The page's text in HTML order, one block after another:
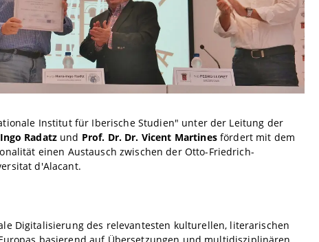
Institut für Iberische Studien" unter der Leitung der
Radatz und Prof. Dr. Dr. Vicent Martines fördert mit dem
einen Austausch zwischen der Otto-Friedrich-
d'Alacant.
Digitalisierung des relevantesten kulturellen, literarischen